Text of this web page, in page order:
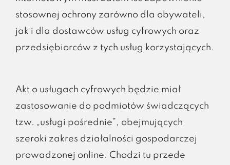
stosownej ochrony zarówno dla obywateli,
jak i dla dostawców usług cyfrowych oraz
przedsiębiorców z tych usług korzystających.
Akt o usługach cyfrowych będzie miał
zastosowanie do podmiotów świadczących
tzw. „usługi pośrednie”, obejmujących
szeroki zakres działalności gospodarczej
prowadzonej online. Chodzi tu przede